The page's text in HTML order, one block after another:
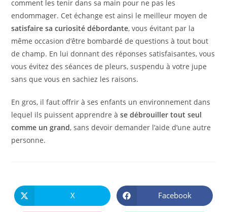
comment les tenir dans sa main pour ne pas les
endommager. Cet échange est ainsi le meilleur moyen de
satisfaire sa curiosité débordante, vous évitant par la
même occasion d’être bombardé de questions à tout bout
de champ. En lui donnant des réponses satisfaisantes, vous
vous évitez des séances de pleurs, suspendu à votre jupe
sans que vous en sachiez les raisons.
En gros, il faut offrir à ses enfants un environnement dans
lequel ils puissent apprendre àse débrouiller tout seul
comme un grand, sans devoir demander l’aide d’une autre
personne.
CE
CONTENU
Ouvrir
dans
X Ouvrir
dans
Facebook